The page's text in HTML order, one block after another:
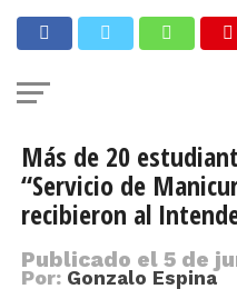
Más de 20
“Servicio de
recibieron al
Publicado el 5 de
Por: Gonzalo Espina